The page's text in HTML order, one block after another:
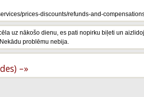
prices-discounts/refunds-and-
uz nākošo dienu, es pati nopirku biļeti un
problēmu nebija.
–»